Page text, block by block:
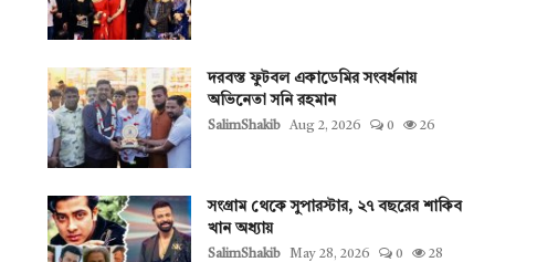
দরবস্ত ফুটবল একাডেমির সংবর্ধনায়
অভিনেতা সনি রহমান
SalimShakib Aug 2, 2026 0 26
সংগ্রাম থেকে সুপারস্টার, ২৭ বছরের শাকিব
খান অধ্যায়
SalimShakib May 28, 2026 0 28